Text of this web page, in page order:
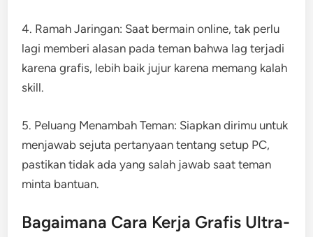
4. Ramah Jaringan: Saat bermain online, tak perlu
lagi memberi alasan pada teman bahwa lag terjadi
karena grafis, lebih baik jujur karena memang kalah
skill.
5. Peluang Menambah Teman: Siapkan dirimu untuk
menjawab sejuta pertanyaan tentang setup PC,
pastikan tidak ada yang salah jawab saat teman
minta bantuan.
Bagaimana Cara Kerja Grafis Ultra-